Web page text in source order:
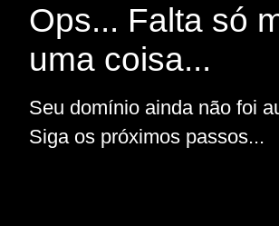
Ops... Falta só
uma coisa...
Seu domínio ainda não foi
Siga os próximos passos...